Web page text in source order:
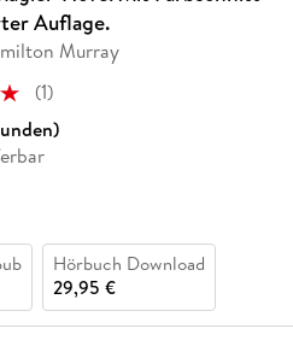
Auflage.
Murray
(1)
Hörbuch Download
29,95 €